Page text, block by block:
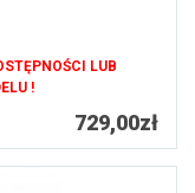
LUB
!
729,00zł